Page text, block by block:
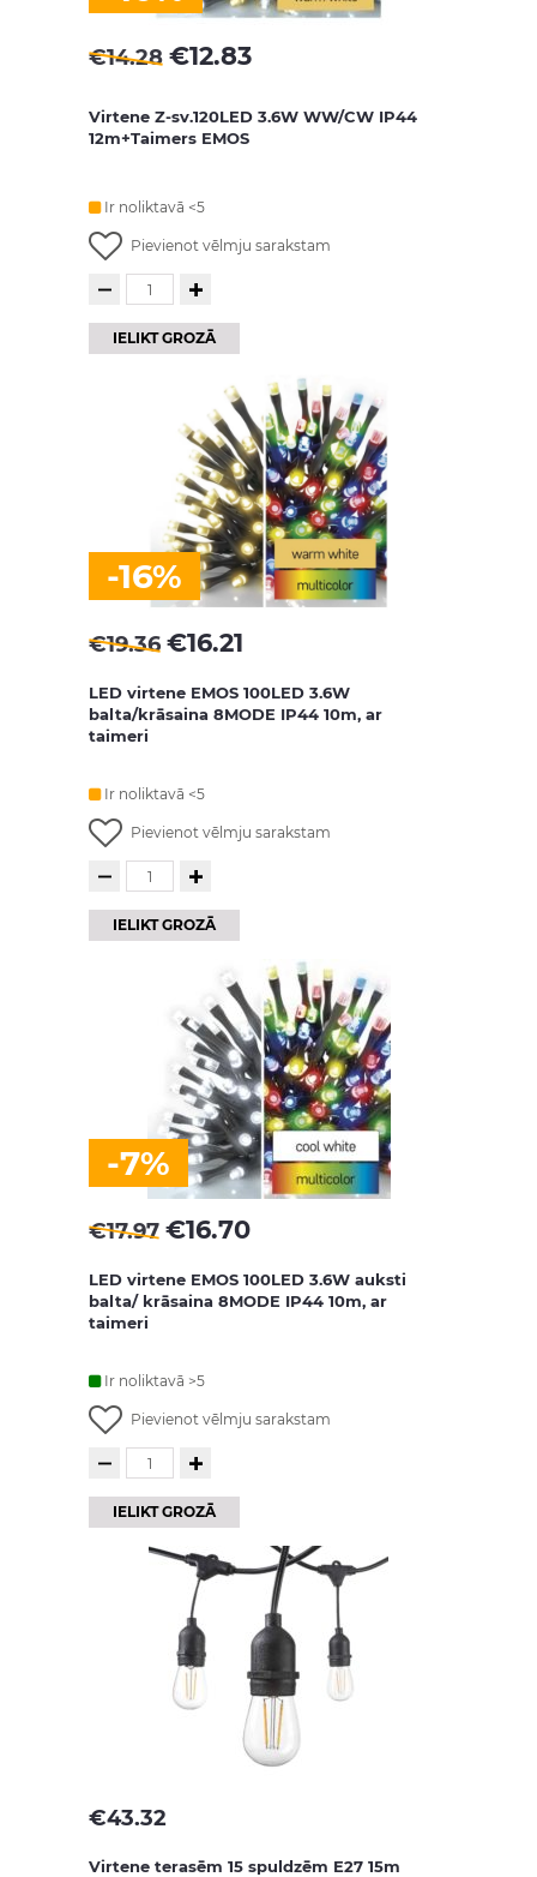
€14.28 €12.83
Virtene Z-sv.120LED 3.6W WW/CW IP44
12m+Taimers EMOS
Ir noliktavā <5
Pievienot vēlmju sarakstam
IELIKT GROZĀ
-16%
€19.36 €16.21
LED virtene EMOS 100LED 3.6W
balta/krāsaina 8MODE IP44 10m, ar
taimeri
Ir noliktavā <5
Pievienot vēlmju sarakstam
IELIKT GROZĀ
-7%
€17.97 €16.70
LED virtene EMOS 100LED 3.6W auksti
balta/ krāsaina 8MODE IP44 10m, ar
taimeri
Ir noliktavā >5
Pievienot vēlmju sarakstam
IELIKT GROZĀ
€43.32
Virtene terasēm 15 spuldzēm E27 15m